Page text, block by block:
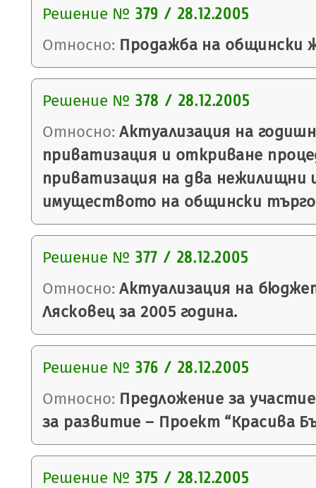
Решение № 379 / 28.12.2005
Относно: Продажба на общински
Решение № 378 / 28.12.2005
Относно: Актуализация на
приватизация и откриване
приватизация на два нежилищни
имуществото на общински
Решение № 377 / 28.12.2005
Относно: Актуализация на
Лясковец за 2005 година.
Решение № 376 / 28.12.2005
Относно: Предложение за
за развитие – Проект “Красива
Решение № 375 / 28.12.2005